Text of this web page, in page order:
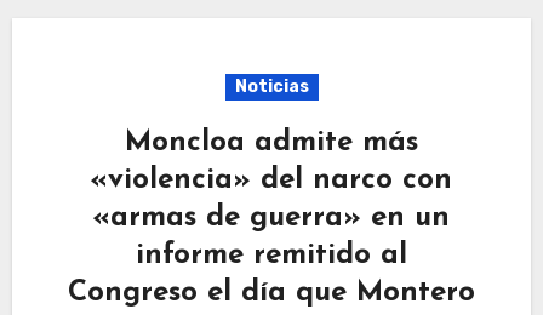
Noticias
Moncloa admite más
«violencia» del narco con
«armas de guerra» en un
informe remitido al
Congreso el día que Montero